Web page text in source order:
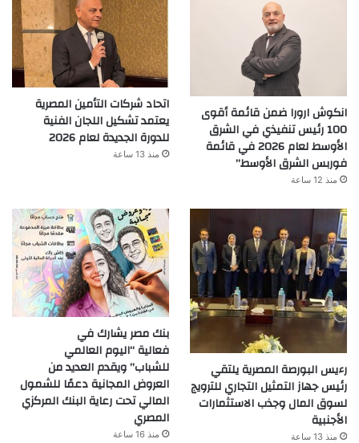
انكوش ارورا ضمن قائمة أقوى
100 رئيس تنفيذي في الشرق
الأوسط لعام 2026 في قائمة
فوربس الشرق الأوسط”
منذ 12 ساعة
اتحاد شركات التأمين المصرية
يعتمد تشكيل اللجان الفنية
للدورة الجديدة لعام 2026
منذ 13 ساعة
رءيس البورصة المصرية يلتقي
رئيس جهاز التمثيل التجاري للترويج
لسوق المال وجذب الاستثمارات
الأجنبية
منذ 13 ساعة
بنك مصر يشارك في
فعالية “اليوم العالمي
للشباب” ويقدم العديد من
العروض المجانية دعمًا للشمول
المالي تحت رعاية البنك المركزي
المصري
منذ 16 ساعة